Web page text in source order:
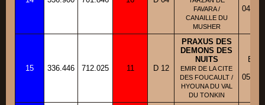
FAVARA /
CANAILLE DU
MUSHER
04/05/
15 336.446 712.025 11 D 12
PRAXUS DES
DEMONS DES
NUITS
EMIR DE LA CITE
DES FOUCAULT /
HYOUNA DU VAL
DU TONKIN
05/08/